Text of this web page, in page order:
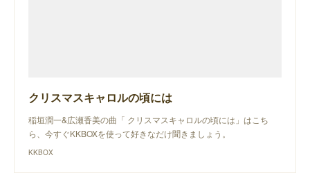
クリスマスキャロルの頃には
稲垣潤一&広瀬香美の曲「 クリスマスキャロルの頃には」はこち
ら、今すぐKKBOXを使って好きなだけ聞きましょう。
KKBOX